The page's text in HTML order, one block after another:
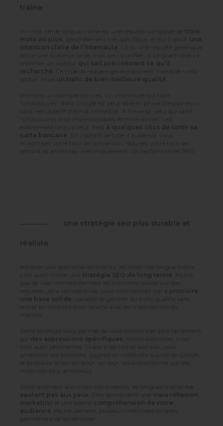
traîne
Un mot-clé de longue traîne est une requête composée de trois
mots ou plus , généralement très spécifique, et qui traduit une
intention claire de l’internaute . Là où une requête générique
attire une audience large mais peu qualifiée, la longue traîne va
chercher un visiteur
qui sait précisément ce qu’il
recherche . Ce type de requête génère souvent moins de trafic
global, mais un trafic de bien meilleure qualité.
Prenons un exemple concret. Un internaute qui tape
chaussures
” dans Google est peut-être en phase d’exploration,
sans réel objectif d’achat immédiat. À l’inverse, celui qui saisit
chaussures trail imperméables femme noires
” sait
exactement ce qu’il veut. Il est à quelques clics de sortir sa
carte bancaire . En captant ce type d’audience, vous
maximisez votre taux de conversion, réduisez votre taux de
rebond, et améliorez mécaniquement vos performances SEO.
une stratégie seo plus durable et
réaliste
Adopter une approche centrée sur les mots-clés longue traîne,
c’est aussi choisir une
stratégie SEO de long terme . Plutôt
que de viser immédiatement les premières places sur des
requêtes ultra compétitives, vous commencez par
construire
une base solide , capable de générer du trafic qualifié sans
entrer en confrontation directe avec les mastodontes du
marché.
Cette stratégie vous permet de vous positionner plus facilement
des expressions spécifiques , moins exploitées, mais
tout aussi pertinentes. Grâce à ces niches lexicales, vous
améliorez vos positions, gagnez en crédibilité auprès de Google,
et préparez le terrain pour, un jour, vous positionner sur des
mots-clés plus ambitieux.
Contrairement aux mots-clés évidents, les longues traînes ne
sautent pas aux yeux . Elles demandent une
vraie réflexion
marketin g et une bonne
compréhension de votre
audience . Heureusement, plusieurs méthodes simples
permettent de les dénicher.